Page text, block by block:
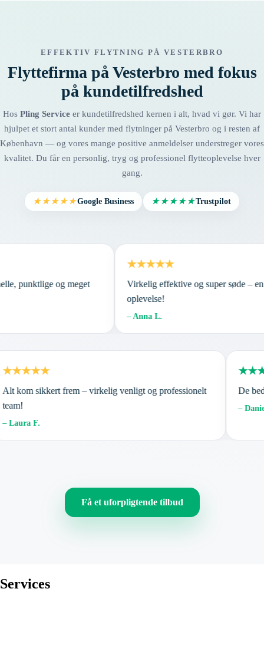
EFFEKTIV FLYTNING PÅ VESTERBRO
Flyttefirma på Vesterbro med fokus
på kundetilfredshed
Hos Pling Service er kundetilfredshed kernen i alt, hvad vi gør. Vi har
hjulpet et stort antal kunder med flytninger på Vesterbro og i resten af
København — og vores mange positive anmeldelser understreger vores
kvalitet. Du får en personlig, tryg og professionel flytteoplevelse hver
gang.
★★★★★Google Business ★★★★★Trustpilot
punktlige og meget
★★★★★
Virkelig effektive og super søde –
oplevelse!
– Anna L.
kom sikkert frem – virkelig venligt og professionelt
F.
De
– Daniel
Få et uforpligtende tilbud
Services